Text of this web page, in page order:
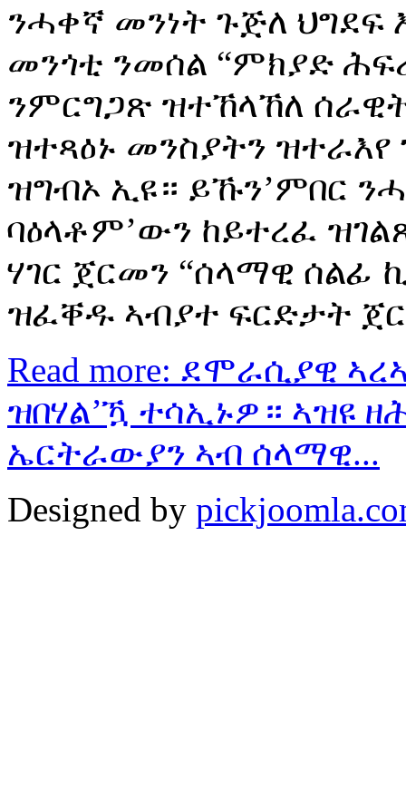
ንሓቀኛ መንነት ጉጅለ ህግደፍ
መንጎቲ ንመሰል “ምክያድ
ንምርግጋጽ ዝተኸላኸለ
ዝተጻዕኑ መንስያትን
ዝግብኦ ኢዩ። ይኹን’ምበር
ባዕላቶም’ውን ከይተረፈ
ሃገር ጀርመን “ሰላማዊ ሰልፊ
ዝፈቐዱ ኣብያተ ፍርድታት
Read more: ደሞራሲያዊ
ዝበሃል’ዃ ተሳኢኑዎ። ኣዝዩ
ኤርትራውያን ኣብ ሰላማዊ...
Designed by